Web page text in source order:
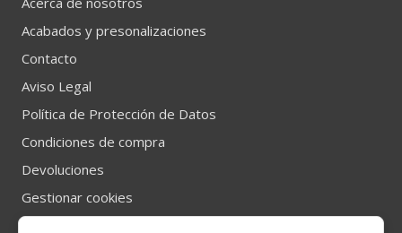
Acabados y presonalizaciones
Contacto
Aviso Legal
Política de Protección de Datos
Condiciones de compra
Devoluciones
Gestionar cookies